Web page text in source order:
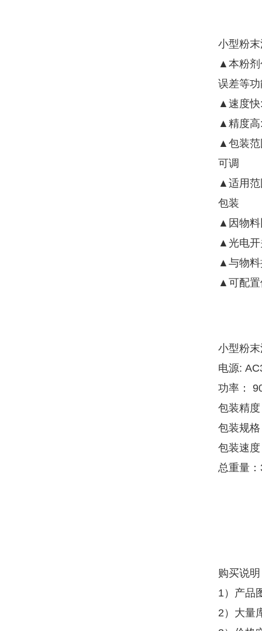
小型粉
▲本粉剂
误差等
▲速度快
▲精度高
▲包装范
可调
▲适用范
包装
▲因物料
▲光电开
▲与物料
▲可配置
小型粉
电源:
功率：
包装精
包装规
包装速
总重量
购买说
1）产品
2）大量